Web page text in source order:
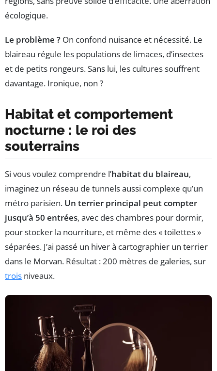
écologique.
Le problème ? On confond nuisance et nécessité. Le
blaireau régule les populations de limaces, d’insectes
et de petits rongeurs. Sans lui, les cultures souffrent
davantage. Ironique, non ?
Habitat et comportement
nocturne : le roi des
souterrains
Si vous voulez comprendre l’habitat du blaireau,
imaginez un réseau de tunnels aussi complexe qu’un
métro parisien. Un terrier principal peut compter
jusqu’à 50 entrées, avec des chambres pour dormir,
pour stocker la nourriture, et même des « toilettes »
séparées. J’ai passé un hiver à cartographier un terrier
dans le Morvan. Résultat : 200 mètres de galeries, sur
trois niveaux.